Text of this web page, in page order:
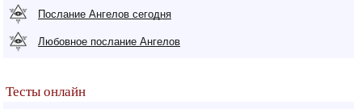
Послание Ангелов сегодня
Любовное послание Ангелов
Тесты онлайн